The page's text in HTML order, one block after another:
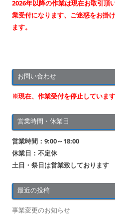
ョ
ン
2026年以降の作業は現在お取引頂
業受付になります、ご迷惑をお掛
ます。
お問い合わせ
※現在、作業受付を停止しています
営業時間・休業日
営業時間：9:00～18:00
休業日：不定休
土日・祭日は営業致しております
最近の投稿
事業変更のお知らせ